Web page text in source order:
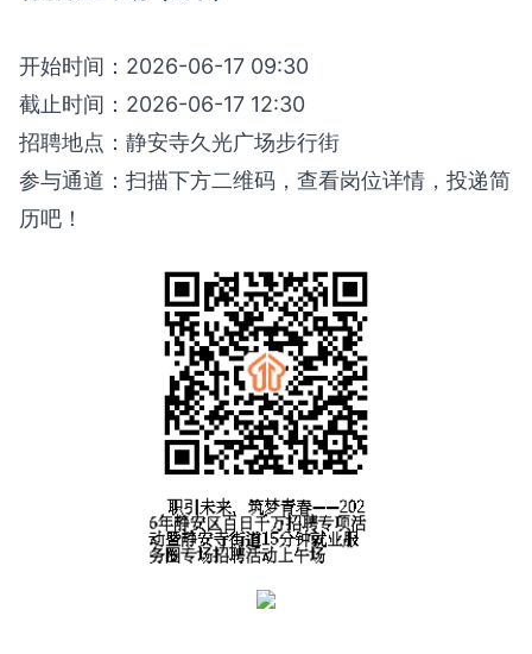
开始时间：2026-06-17 09:30
截止时间：2026-06-17 12:30
招聘地点：静安寺久光广场步行街
参与通道：扫描下方二维码，查看岗位详情，投递简
历吧！